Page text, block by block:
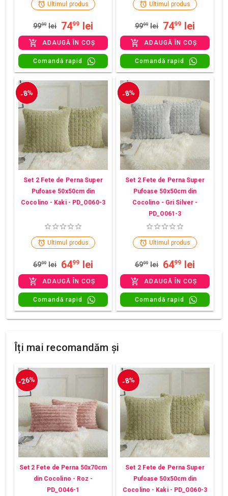
Ultimul produs
9999 lei 7499 lei
ADAUGĂ ÎN COȘ
Comandă rapid
Ultimul produs
9999 lei 7499 lei
ADAUGĂ ÎN COȘ
Comandă rapid
-8%
Set 2 Fete de Perna Super
Pufoase 50x50cm din
Cocolino - Kaki - PD_O060-3
Ultimul produs
6999 lei 6499 lei
ADAUGĂ ÎN COȘ
Comandă rapid
-8%
Set 2 Fete de Perna Super
Pufoase 50x50cm din
Cocolino - Gri Silver -
PD_O061-3
Ultimul produs
6999 lei 6499 lei
ADAUGĂ ÎN COȘ
Comandă rapid
Îți mai recomandăm și
-26%
Set 2 Fete de Perna 50x70cm
din Cocolino - Roz -
PD_O046-1
-8%
Set 2 Fete de Perna Super
Pufoase 50x50cm din
Cocolino - Kaki - PD_O060-3